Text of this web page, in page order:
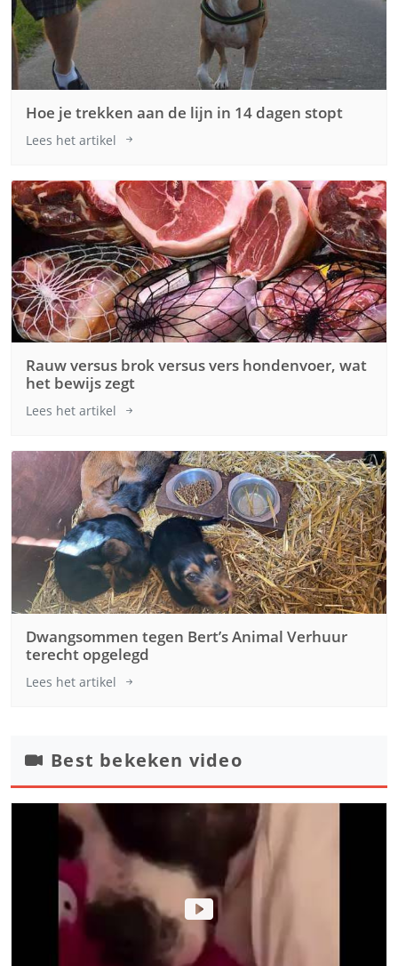
Hoe je trekken aan de lijn in 14 dagen stopt
Lees het artikel
Rauw versus brok versus vers hondenvoer, wat
het bewijs zegt
Lees het artikel
Dwangsommen tegen Bert’s Animal Verhuur
terecht opgelegd
Lees het artikel
Best bekeken video